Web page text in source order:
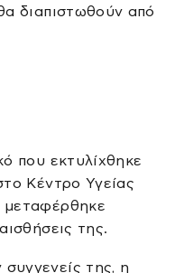
διαπιστωθούν από
που εκτυλίχθηκε
Κέντρο Υγείας
της.
της, η